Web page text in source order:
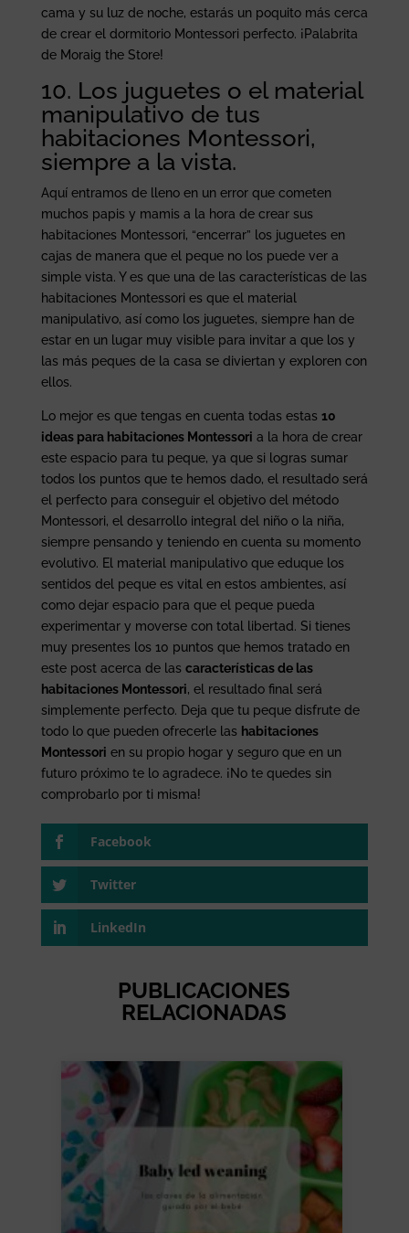
cama y su luz de noche, estarás un poquito más cerca
de crear el dormitorio Montessori perfecto. ¡Palabrita
de Moraig the Store!
10. Los juguetes o el material
manipulativo de tus
habitaciones Montessori,
siempre a la vista.
Aquí entramos de lleno en un error que cometen
muchos papis y mamis a la hora de crear sus
habitaciones Montessori, “encerrar” los juguetes en
cajas de manera que el peque no los puede ver a
simple vista. Y es que una de las características de las
habitaciones Montessori es que el material
manipulativo, así como los juguetes, siempre han de
estar en un lugar muy visible para invitar a que los y
las más peques de la casa se diviertan y exploren con
ellos.
Lo mejor es que tengas en cuenta todas estas 10
ideas para habitaciones Montessori a la hora de crear
este espacio para tu peque, ya que si logras sumar
todos los puntos que te hemos dado, el resultado será
el perfecto para conseguir el objetivo del método
Montessori, el desarrollo integral del niño o la niña,
siempre pensando y teniendo en cuenta su momento
evolutivo. El material manipulativo que eduque los
sentidos del peque es vital en estos ambientes, así
como dejar espacio para que el peque pueda
experimentar y moverse con total libertad. Si tienes
muy presentes los 10 puntos que hemos tratado en
este post acerca de las características de las
habitaciones Montessori, el resultado final será
simplemente perfecto. Deja que tu peque disfrute de
todo lo que pueden ofrecerle las habitaciones
Montessori en su propio hogar y seguro que en un
futuro próximo te lo agradece. ¡No te quedes sin
comprobarlo por ti misma!
Facebook
Twitter
LinkedIn
PUBLICACIONES
RELACIONADAS